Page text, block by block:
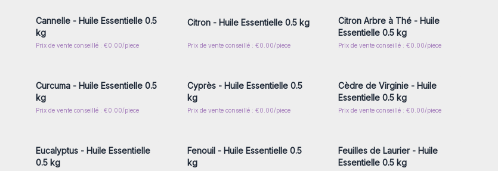
Cannelle - Huile Essentielle 0.5
kg
Prix de vente conseillé : €0.00/piece
Citron - Huile Essentielle 0.5 kg
Prix de vente conseillé : €0.00/piece
Citron Arbre à Thé - Huile
Essentielle 0.5 kg
Prix de vente conseillé : €0.00/piece
Connectez-vous ou inscrivez-
Curcuma - Huile Essentielle 0.5
kg
Prix de vente conseillé : €0.00/piece
Connectez-vous ou inscrivez-
Cyprès - Huile Essentielle 0.5
kg
Prix de vente conseillé : €0.00/piece
Connectez-vous ou inscrivez-
Cèdre de Virginie - Huile
Essentielle 0.5 kg
Prix de vente conseillé : €0.00/piece
Connectez-vous ou inscrivez-
Eucalyptus - Huile Essentielle
0.5 kg
Connectez-vous ou inscrivez-
Fenouil - Huile Essentielle 0.5
kg
Connectez-vous ou inscrivez-
Feuilles de Laurier - Huile
Essentielle 0.5 kg